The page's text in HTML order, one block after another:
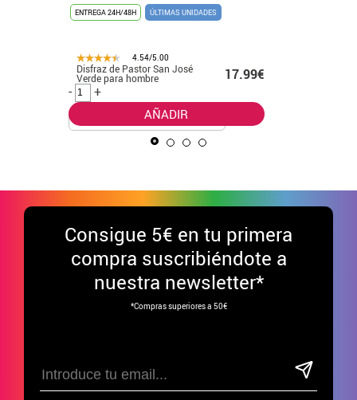
ENTREGA 24H/48H ÚLTIMAS UNIDADES
4.54/5.00
Disfraz de Pastor San José
Verde para hombre
17.99€
-
+
AÑADIR
Consigue 5€ en tu primera
compra suscribiéndote a
nuestra newsletter*
*Compras superiores a 50€